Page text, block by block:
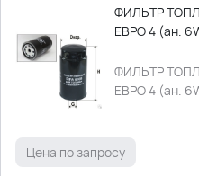
ФИЛЬТР
ЕВРО 4 (ан.
ФИЛЬТР
ЕВРО 4 (ан.
Цена по запросу